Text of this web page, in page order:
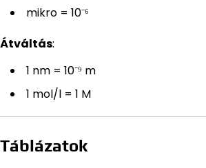
mikro = 10⁻⁶
Átváltás:
1 nm = 10⁻⁹ m
1 mol/l = 1 M
Táblázatok